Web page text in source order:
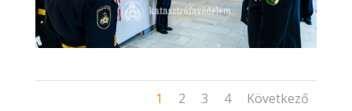
1 2 3 4 Következő